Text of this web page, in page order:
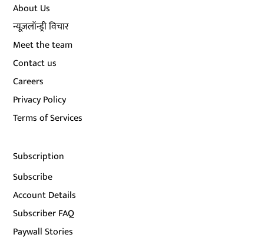
About Us
न्यूज़लॉन्ड्री विचार
Meet the team
Contact us
Careers
Privacy Policy
Terms of Services
Subscription
Subscribe
Account Details
Subscriber FAQ
Paywall Stories